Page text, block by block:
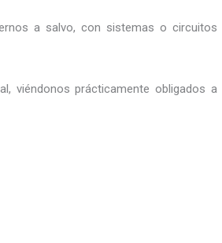
a salvo, con sistemas o circuitos
viéndonos prácticamente obligados a